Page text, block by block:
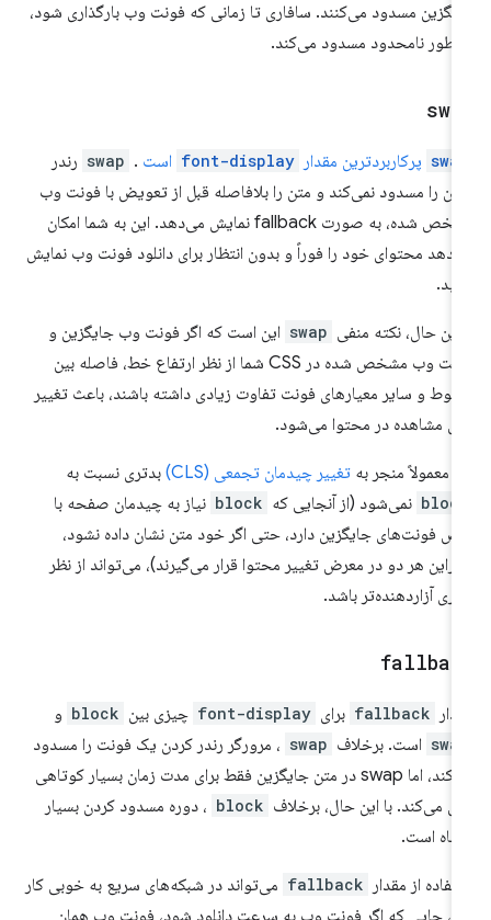
مسدود می‌کنند. سافاری تا زمانی که فونت وب بارگذاری شود،
طور نامحدود مسدود می‌کند.
پرکاربردترین مقدار font-display است.
swap رندر
را مسدود نمی‌کند و متن را بلافاصله قبل از تعویض با فونت وب
مشخص شده، به صورت fallback نمایش می‌دهد. این به شما امکان
محتوای خود را فوراً و بدون انتظار برای دانلود فونت وب نمایش
این حال، نکته منفی swap این است که اگر فونت وب جایگزین و
فونت وب مشخص شده در CSS شما از نظر ارتفاع خط، فاصله بین
و سایر معیارهای فونت تفاوت زیادی داشته باشند، باعث تغییر
مشاهده در محتوا می‌شود.
معمولاً منجر بهتغییر چیدمان تجمعی (CLS) بدتری نسبت به
نمی‌شود (از آنجایی که block نیاز به چیدمان صفحه با
فونت‌های جایگزین دارد، حتی اگر خود متن نشان داده نشود،
هر دو در معرض تغییر محتوا قرار می‌گیرند)، می‌تواند از نظر
آزاردهنده‌تر باشد.
fallback برای font-display چیزی بین block و
است. برخلاف swap ، مرورگر رندر کردن یک فونت را مسدود
می‌کند، اما swap در متن جایگزین فقط برای مدت زمان بسیار کوتاهی
می‌کند. با این حال، برخلاف block ، دوره مسدود کردن بسیار
است.
از مقدار fallback می‌تواند در شبکه‌های سریع به خوبی کار
جایی که اگر فونت وب به سرعت دانلود شود، فونت وب همان